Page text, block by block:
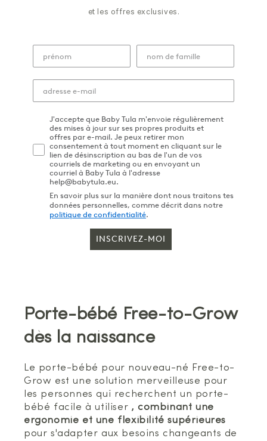
et les offres exclusives.
J'accepte que Baby Tula m'envoie régulièrement
des mises à jour sur ses propres produits et
offres par e-mail. Je peux retirer mon
consentement à tout moment en cliquant sur le
lien de désinscription au bas de l'un de vos
courriels de marketing ou en envoyant un
courriel à Baby Tula à l'adresse
help@babytula.eu.
En savoir plus sur la manière dont nous traitons tes
données personnelles, comme décrit dans notre
politique de confidentialité.
INSCRIVEZ-MOI
Porte-bébé Free-to-Grow
dès la naissance
Le porte-bébé pour nouveau-né Free-to-
Grow est une solution merveilleuse pour
les personnes qui recherchent un porte-
bébé facile à utiliser , combinant une
ergonomie et une flexibilité supérieures
pour s'adapter aux besoins changeants de